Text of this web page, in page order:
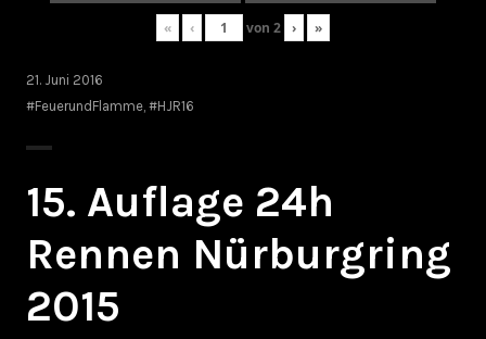
« ‹ von 2 › »
21. Juni 2016
#FeuerundFlamme #HJR16
15. Auflage 24h
Rennen Nürburgring
2015